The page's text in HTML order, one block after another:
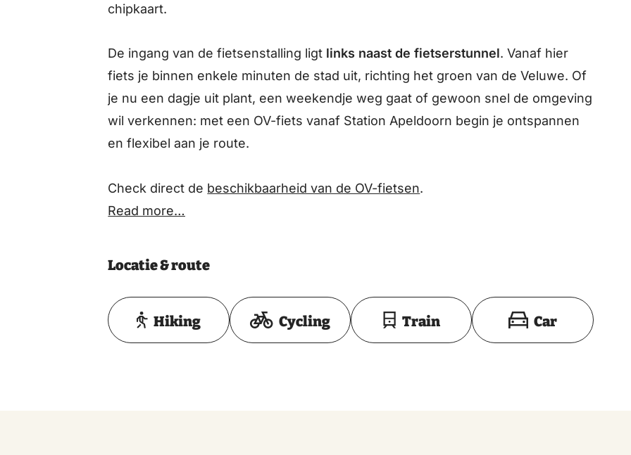
chipkaart.
De ingang van de fietsenstalling ligt links naast de fietserstunnel. Vanaf hier
fiets je binnen enkele minuten de stad uit, richting het groen van de Veluwe. Of
je nu een dagje uit plant, een weekendje weg gaat of gewoon snel de omgeving
wil verkennen: met een OV-fiets vanaf Station Apeldoorn begin je ontspannen
en flexibel aan je route.
Check direct de beschikbaarheid van de OV-fietsen.
Read more…
Locatie & route
Toon op kaart
Hiking Cycling Train Car